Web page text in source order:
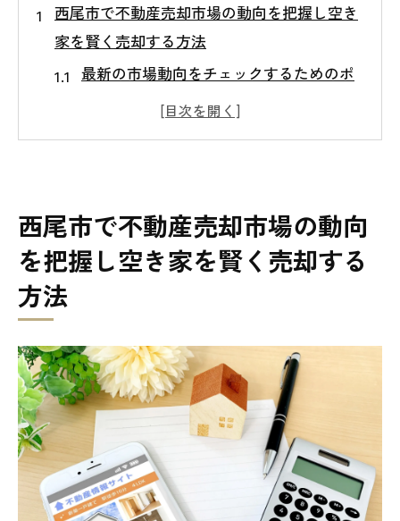
西尾市で不動産売却市場の動向を把握し空き
家を賢く売却する方法
最新の市場動向をチェックするためのポ
地域ごとの価格差を理解して売却成功に
な戦略
過去の売却事例から学ぶ成功の秘訣
西尾市における空き家売却のタイミングと方
法の重要性
売却タイミングの見極め方
季節ごとの売却傾向とその活用法
売却をスムーズに進める準備の重要性
市場価格の変動を予測する方法
西尾市で不動産売却市場の動向
を把握し空き家を賢く売却する
方法